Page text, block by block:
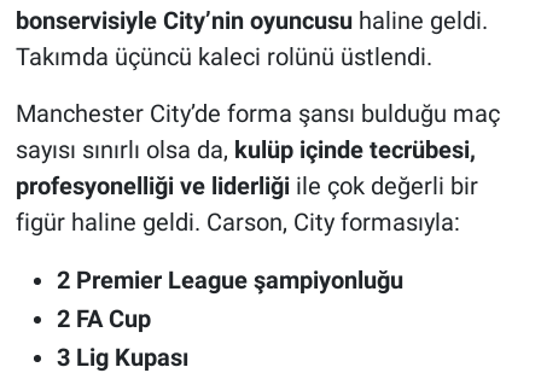
bonservisiyle City’nin oyuncusuhaline geldi.
Takımda üçüncü kaleci rolünü üstlendi.
Manchester City’de forma şansı bulduğu maç
sayısı sınırlı olsa da, kulüp içinde tecrübesi,
profesyonelliği ve liderliğiile çok değerli bir
figür haline geldi. Carson, City formasıyla:
2 Premier League şampiyonluğu
2 FA Cup
3 Lig Kupası